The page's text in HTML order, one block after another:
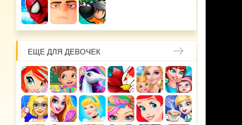
ЕЩЕ ДЛЯ ДЕВОЧЕК